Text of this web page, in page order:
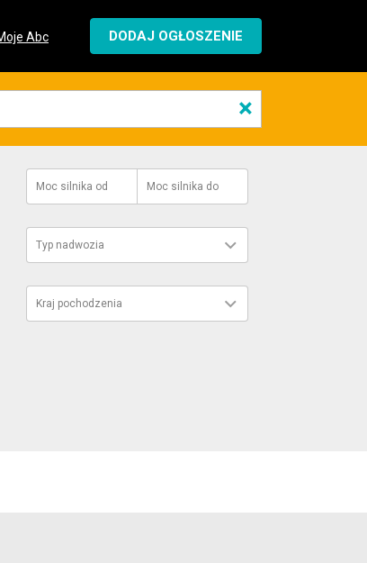
Abc DODAJ OGŁOSZENIE
×
Moc silnika od Moc silnika do
Typ nadwozia
Kraj pochodzenia